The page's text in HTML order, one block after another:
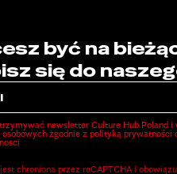
być na
się do
newsletter Culture Hub Poland
osobowych zgodnie z polityką prywatności
chroniona przez reCAPTCHA i